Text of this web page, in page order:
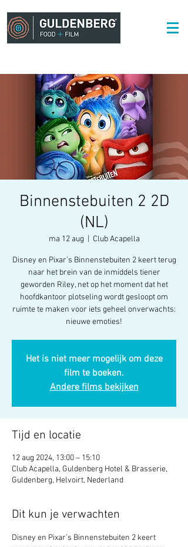
Binnenstebuiten 2 2D
(NL)
ma 12 aug Club Acapella
Disney en Pixar’s Binnenstebuiten 2 keert terug
naar het brein van de inmiddels tiener
geworden Riley, net op het moment dat het
hoofdkantoor plotseling wordt gesloopt om
ruimte te maken voor iets geheel onverwachts:
nieuwe emoties!
Het is niet meer mogelijk om deze
film te boeken.
Andere films bekijken
Tijd en locatie
12 aug 2024, 13:00 – 15:10
Club Acapella, Guldenberg Hotel & Brasserie,
Guldenberg, Helvoirt, Nederland
Dit kun je verwachten
Disney en Pixar’s Binnenstebuiten 2 keert